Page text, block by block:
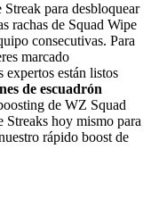
para desbloquear
rachas de Squad Wipe
consecutivas. Para
marcado
expertos están listos
de escuadrón
de WZ Squad
hoy mismo para
rápido boost de